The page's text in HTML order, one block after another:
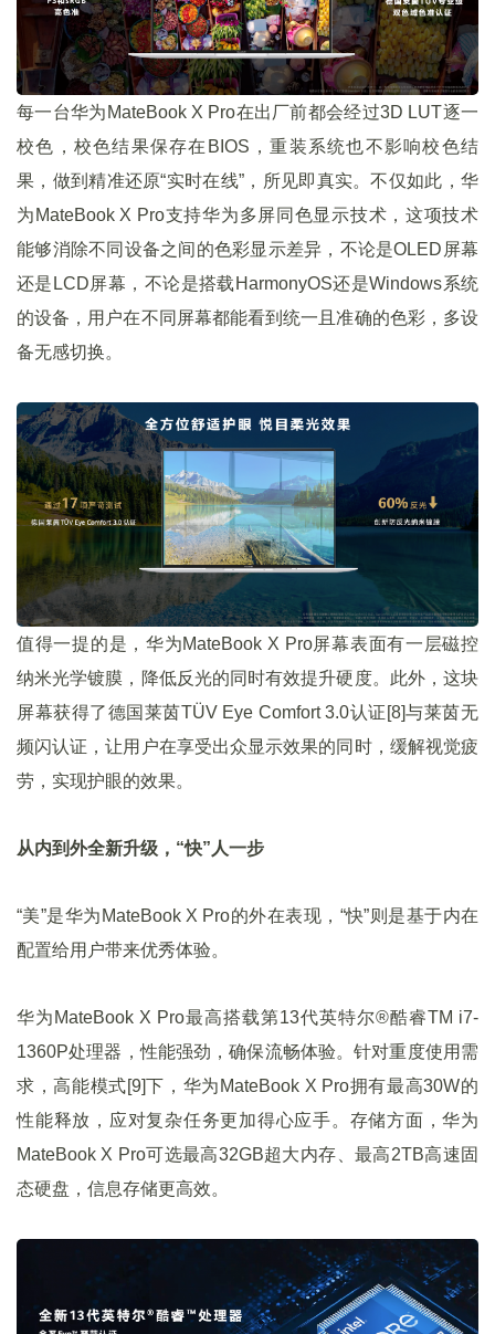
每一台华为MateBook X Pro在出厂前都会经过3D LUT逐一
校色，校色结果保存在BIOS，重装系统也不影响校色结
果，做到精准还原“实时在线”，所见即真实。不仅如此，华
为MateBook X Pro支持华为多屏同色显示技术，这项技术
能够消除不同设备之间的色彩显示差异，不论是OLED屏幕
还是LCD屏幕，不论是搭载HarmonyOS还是Windows系统
的设备，用户在不同屏幕都能看到统一且准确的色彩，多设
备无感切换。
值得一提的是，华为MateBook X Pro屏幕表面有一层磁控
纳米光学镀膜，降低反光的同时有效提升硬度。此外，这块
屏幕获得了德国莱茵TÜV Eye Comfort 3.0认证[8]与莱茵无
频闪认证，让用户在享受出众显示效果的同时，缓解视觉疲
劳，实现护眼的效果。
从内到外全新升级，“快”人一步
“美”是华为MateBook X Pro的外在表现，“快”则是基于内在
配置给用户带来优秀体验。
华为MateBook X Pro最高搭载第13代英特尔®酷睿TM i7-
1360P处理器，性能强劲，确保流畅体验。针对重度使用需
求，高能模式[9]下，华为MateBook X Pro拥有最高30W的
性能释放，应对复杂任务更加得心应手。存储方面，华为
MateBook X Pro可选最高32GB超大内存、最高2TB高速固
态硬盘，信息存储更高效。